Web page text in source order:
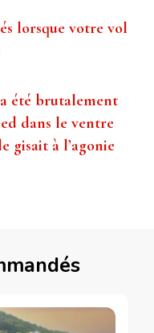
lorsque votre vol
été brutalement
dans le ventre
gisait à l’agonie